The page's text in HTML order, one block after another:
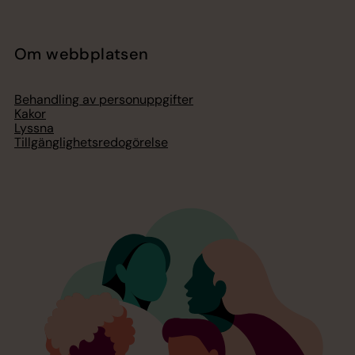
Om webbplatsen
Behandling av personuppgifter
Kakor
Lyssna
Tillgänglighetsredogörelse